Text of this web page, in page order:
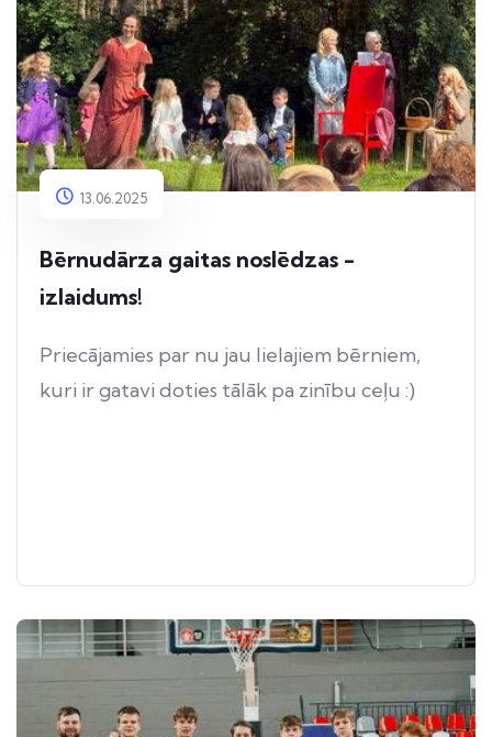
13.06.2025
Bērnudārza gaitas noslēdzas -
izlaidums!
Priecājamies par nu jau lielajiem bērniem,
kuri ir gatavi doties tālāk pa zinību ceļu :)